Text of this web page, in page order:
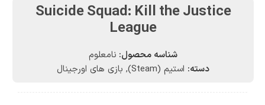
Suicide Squad: Kill the Justice
League
شناسه محصول: نامعلوم
دسته: استیم (Steam) , بازی های اورجینال